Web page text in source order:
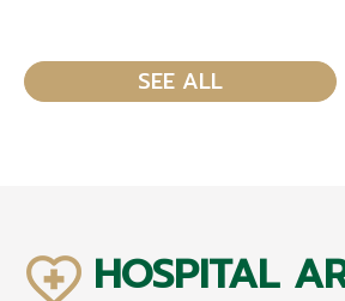
SEE ALL
HOSPITAL